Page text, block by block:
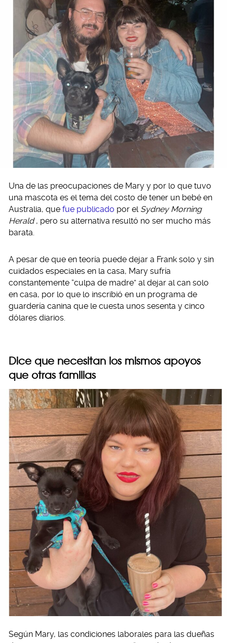
Una de las preocupaciones de Mary y por lo que tuvo
una mascota es el tema del costo de tener un bebé en
Australia, que fue publicado por el Sydney Morning
Herald , pero su alternativa resultó no ser mucho más
barata.
A pesar de que en teoría puede dejar a Frank solo y sin
cuidados especiales en la casa, Mary sufría
constantemente “culpa de madre” al dejar al can solo
en casa, por lo que lo inscribió en un programa de
guardería canina que le cuesta unos sesenta y cinco
dólares diarios.
Dice que necesitan los mismos apoyos
que otras familias
Según Mary, las condiciones laborales para las dueñas